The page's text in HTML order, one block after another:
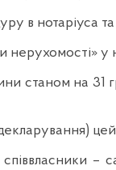
в нотаріуса
нерухомості» у
станом на 31
співвласники